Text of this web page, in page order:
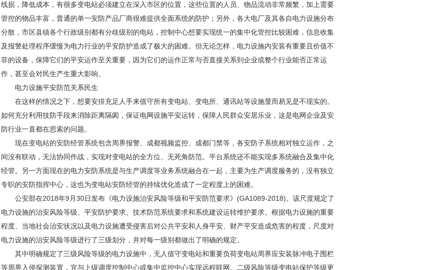
线损，降低成本，有很多变电站必须建立在深入市区的位置，这些位置的人员、物品流动非常频繁，加上需要
管控的物品丰富，普通的单一安防产品厂商很难提供全面系统的防护；另外，各大电厂及其各自电力设施分布
分散，市区县镇各个行政级别都有分歧级别的电站，控制中心想要实现统一的集中化管控比较困难，信息收集
及报警处理程序缓慢为电力行业的平安防护造成了极大的困难。但无论怎样，电力设施内安装有重要且价值不
菲的设备，保障它们的平安运作至关重要，因为它们的运作正常与否直接关系到企业或整个行业能否正常运
作，甚至会对民生产生重大影响。
电力设施平安防范关系民生
在这样的情况之下，想要安排充足人手来值守所有变电站、变电所、通讯站等设施显而易见是不现实的。
如何充分利用技防手段来消除距离隔阂，保证电网设施平安运转，保障人民群众安居乐业，这是电网企业及安
防行业一直都在思索的问题。
现在变电站的安防经管系统包含周界报警、 成都视频监控 、成都门禁等，各安防子系统相对独立运作，之
间没有联动，无法协同作战，实现对变电站的全方位、无死角防范。平台系统还不能实现多系统融合及集中化
经管。另一方面现在的电力安防系统是与生产调度等业务系统融合在一起，主要为生产调度服务的，没有独立
专职的安防指挥中心，这也为变电站安防经管的持续优化造成了一定程度上的困难。
公安部在2018年9月30日发布《电力设施治安风险等级和平安防范要求》(GA1089-2018)。该尺度规定了
电力设施的治安风险等级、平安防护要求、技术防范系统要求和系统建设运转维护要求。根据电力设施的重要
程度、当地社会治安状况以及电力设施遭受侵害后对公共平安和人身平安、财产平安造成危害的程度，尺度对
电力设施的治安风险等级进行了三级划分，并对每一级别都做出了明确的规定。
其中明确规定了三级风险等级的电力设施中，无人值守变电站和重要负荷变电站周界应安装脉冲电子围栏
等周界入侵探测装置，宜与上级调度控制中心或集中监控中心实现远程联网。二级风险等级变电站保护等级更